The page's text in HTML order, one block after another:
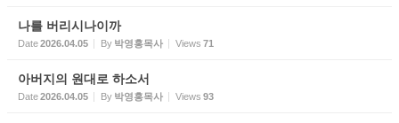
나를 버리시나이까
Date2026.04.05 By 박영홍목사 Views 71
아버지의 원대로 하소서
Date2026.04.05 By 박영홍목사 Views 93